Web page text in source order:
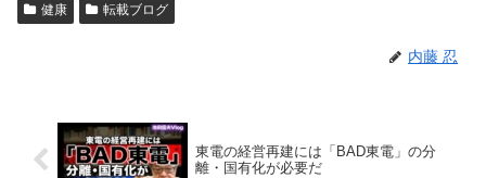
健康 転載ブログ
内藤 忍
東電の経営再建には「BAD東電」の分
離・国有化が必要だ